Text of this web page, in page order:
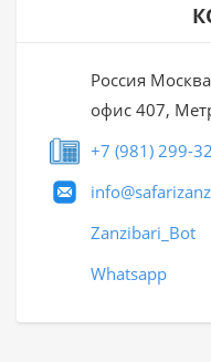
Россия
офис 407,
+7 (981) 299-
Zanzibari_Bot
Whatsapp